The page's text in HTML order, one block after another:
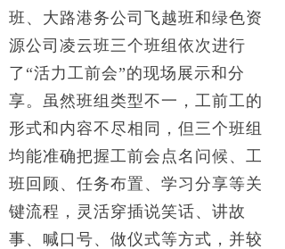
班、大路港务公司飞越班和绿色资
源公司凌云班三个班组依次进行
了“活力工前会”的现场展示和分
享。虽然班组类型不一，工前工的
形式和内容不尽相同，但三个班组
均能准确把握工前会点名问候、工
班回顾、任务布置、学习分享等关
键流程，灵活穿插说笑话、讲故
事、喊口号、做仪式等方式，并较